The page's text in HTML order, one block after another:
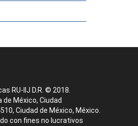
RU-IIJ D.R. © 2018.
México, Ciudad
Ciudad de México, México.
con fines no lucrativos